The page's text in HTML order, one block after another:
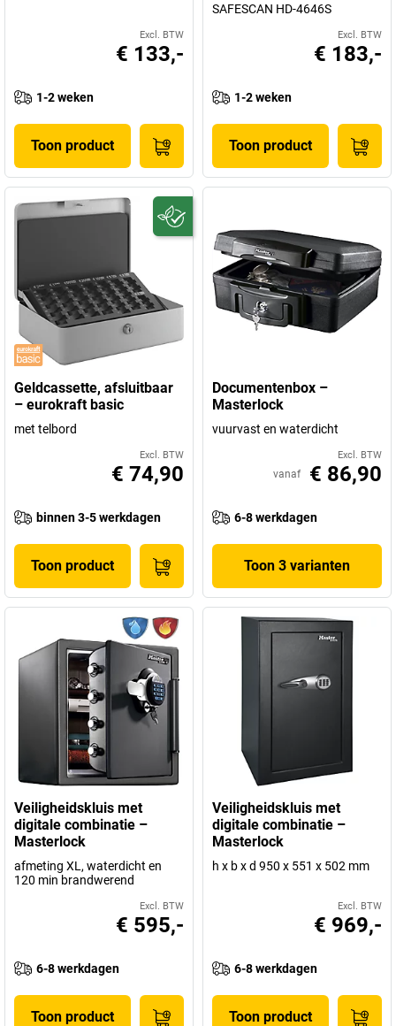
Excl. BTW
€ 133,-
1-2 weken
Toon product
SAFESCAN HD-4646S
Excl. BTW
€ 183,-
1-2 weken
Toon product
Geldcassette, afsluitbaar
– eurokraft basic
met telbord
Excl. BTW
€ 74,90
binnen 3-5 werkdagen
Toon product
Documentenbox –
Masterlock
vuurvast en waterdicht
Excl. BTW
vanaf € 86,90
6-8 werkdagen
Toon 3 varianten
Veiligheidskluis met
digitale combinatie –
Masterlock
afmeting XL, waterdicht en
120 min brandwerend
Excl. BTW
€ 595,-
6-8 werkdagen
Toon product
Veiligheidskluis met
digitale combinatie –
Masterlock
h x b x d 950 x 551 x 502 mm
Excl. BTW
€ 969,-
6-8 werkdagen
Toon product